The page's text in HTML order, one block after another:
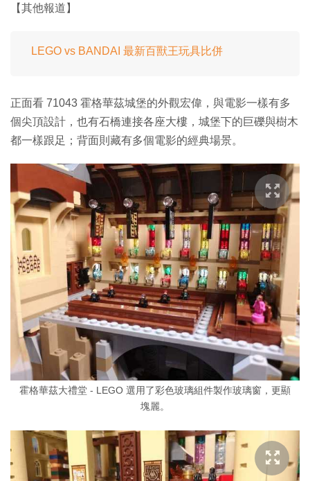
【其他報道】
LEGO vs BANDAI 最新百獸王玩具比併
正面看 71043 霍格華茲城堡的外觀宏偉，與電影一樣有多
個尖頂設計，也有石橋連接各座大樓，城堡下的巨礫與樹木
都一樣跟足；背面則藏有多個電影的經典場景。
霍格華茲大禮堂 - LEGO 選用了彩色玻璃組件製作玻璃窗，更顯
塊麗。